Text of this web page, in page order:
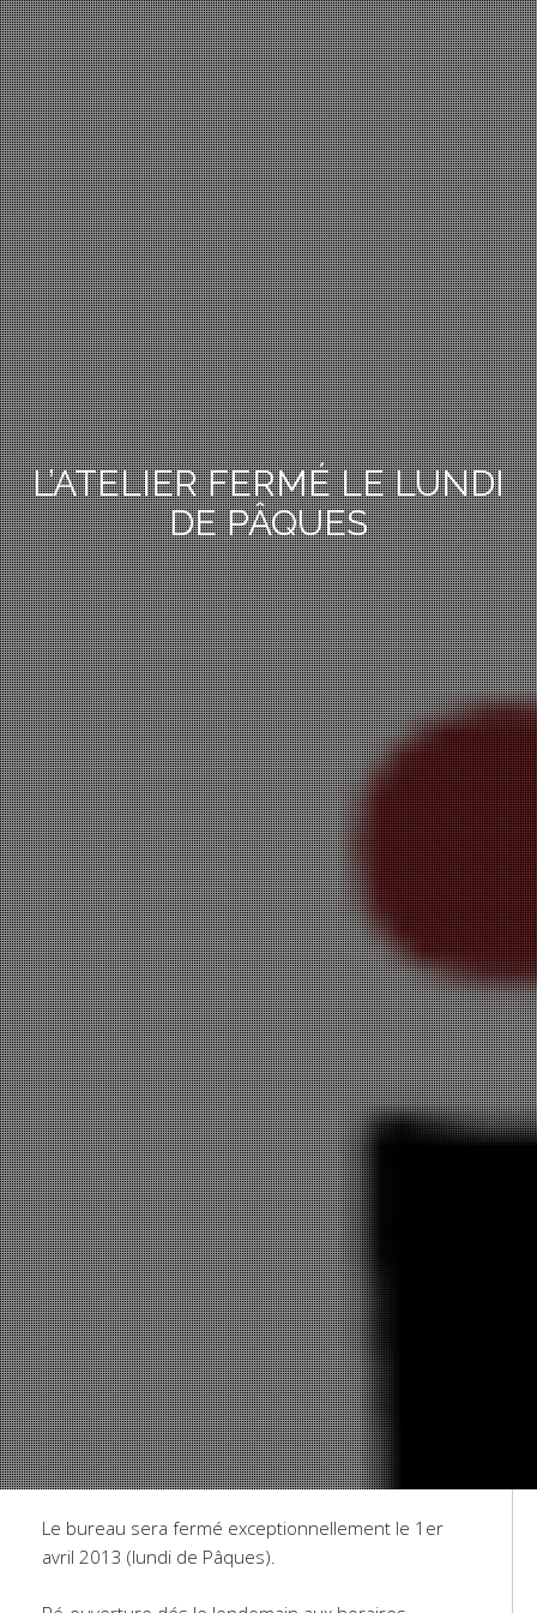
L’ATELIER FERMÉ LE LUNDI
DE PÂQUES
Le bureau sera fermé exceptionnellement le 1er
avril 2013 (lundi de Pâques).